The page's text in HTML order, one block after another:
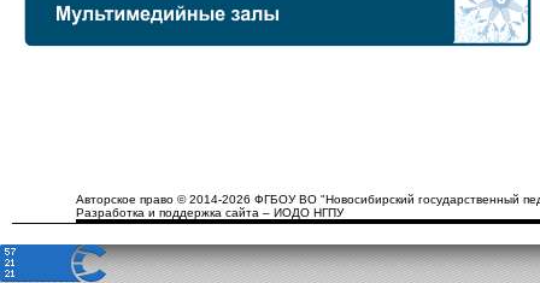
Авторское право © 2014-2026 ФГБОУ ВО "Новосибирский государственный
Разработка и поддержка сайта – ИОДО НГПУ